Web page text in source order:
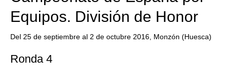
Equipos. División de Honor
Del 25 de septiembre al 2 de octubre 2016, Monzón (Huesca)
Ronda 4